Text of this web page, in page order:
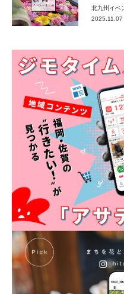
北九州 イベ
2025.11.07